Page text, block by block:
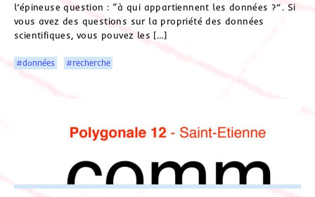
l’épineuse question : “à qui appartiennent les données ?”. Si
vous avez des questions sur la propriété des données
scientifiques, vous pouvez les […]
#données #recherche